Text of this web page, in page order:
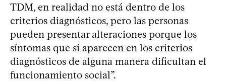
TDM, en realidad no está dentro de los
criterios diagnósticos, pero las personas
pueden presentar alteraciones porque los
síntomas que sí aparecen en los criterios
diagnósticos de alguna manera dificultan el
funcionamiento social”.